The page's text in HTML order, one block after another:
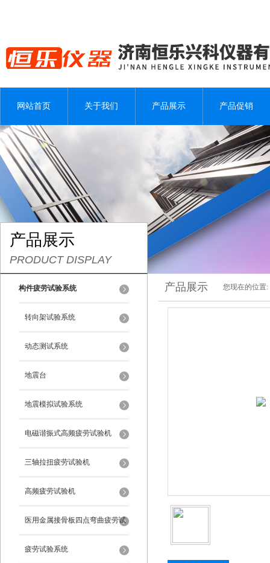
网站首页 关于我们 产品展示 产品促销
产品展示
PRODUCT DISPLAY
构件疲劳试验系统
转向架试验系统
动态测试系统
地震台
地震模拟试验系统
电磁谐振式高频疲劳试验机
三轴拉扭疲劳试验机
高频疲劳试验机
医用金属接骨板四点弯曲疲劳试
验机
疲劳试验系统
产品展示 您现在的位置: